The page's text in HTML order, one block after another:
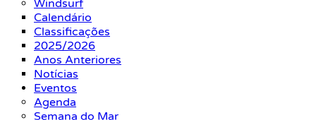
Windsurf
Calendário
Classificações
2025/2026
Anos Anteriores
Notícias
Eventos
Agenda
Semana do Mar